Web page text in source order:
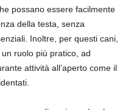
possano essere facilmente
della testa, senza
Inoltre, per questi cani,
ruolo più pratico, ad
attività all’aperto come il